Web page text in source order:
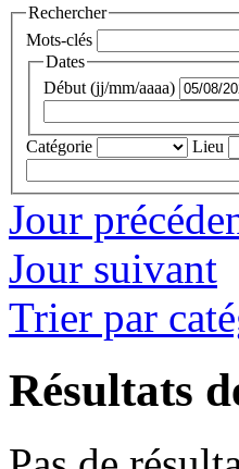
Rechercher
Mots-clés
Dates
Début (jj/mm/aaaa)
Catégorie
Lieu
Jour
Jour suivant
Trier par
Résultats